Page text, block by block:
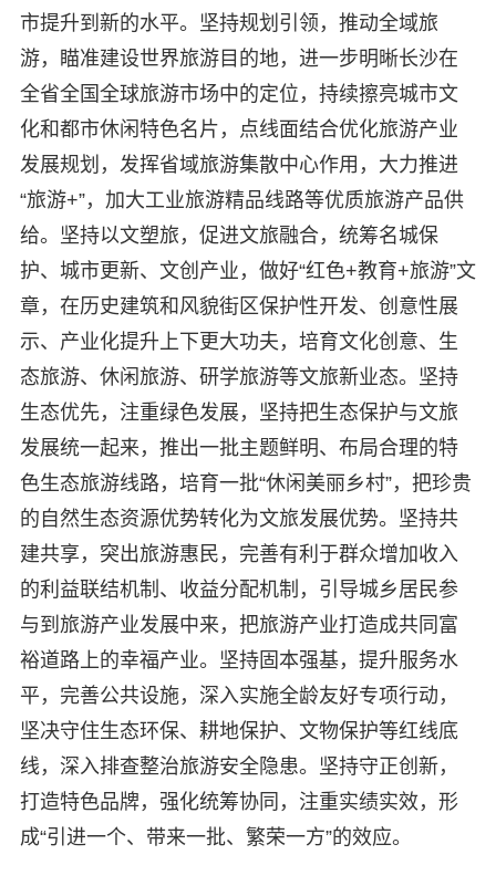
市提升到新的水平。坚持规划引领，推动全域旅
游，瞄准建设世界旅游目的地，进一步明晰长沙在
全省全国全球旅游市场中的定位，持续擦亮城市文
化和都市休闲特色名片，点线面结合优化旅游产业
发展规划，发挥省域旅游集散中心作用，大力推进
“旅游+”，加大工业旅游精品线路等优质旅游产品供
给。坚持以文塑旅，促进文旅融合，统筹名城保
护、城市更新、文创产业，做好“红色+教育+旅游”文
章，在历史建筑和风貌街区保护性开发、创意性展
示、产业化提升上下更大功夫，培育文化创意、生
态旅游、休闲旅游、研学旅游等文旅新业态。坚持
生态优先，注重绿色发展，坚持把生态保护与文旅
发展统一起来，推出一批主题鲜明、布局合理的特
色生态旅游线路，培育一批“休闲美丽乡村”，把珍贵
的自然生态资源优势转化为文旅发展优势。坚持共
建共享，突出旅游惠民，完善有利于群众增加收入
的利益联结机制、收益分配机制，引导城乡居民参
与到旅游产业发展中来，把旅游产业打造成共同富
裕道路上的幸福产业。坚持固本强基，提升服务水
平，完善公共设施，深入实施全龄友好专项行动，
坚决守住生态环保、耕地保护、文物保护等红线底
线，深入排查整治旅游安全隐患。坚持守正创新，
打造特色品牌，强化统筹协同，注重实绩实效，形
成“引进一个、带来一批、繁荣一方”的效应。